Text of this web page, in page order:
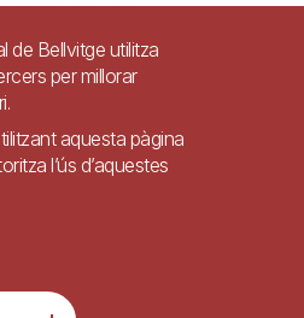
Contacte
Avís legal Ajuda
amb el Reial Decret 1112/2018, de 7 de
de Bellvitge utilitza
per millorar
aquesta pàgina
l’ús d’aquestes